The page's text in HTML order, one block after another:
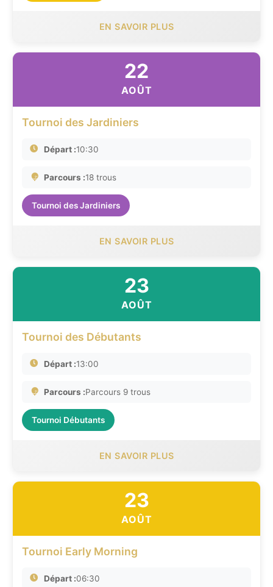
EN SAVOIR PLUS
22
AOÛT
Tournoi des Jardiniers
Départ :10:30
Parcours :18 trous
Tournoi des Jardiniers
EN SAVOIR PLUS
23
AOÛT
Tournoi des Débutants
Départ :13:00
Parcours :Parcours 9 trous
Tournoi Débutants
EN SAVOIR PLUS
23
AOÛT
Tournoi Early Morning
Départ :06:30